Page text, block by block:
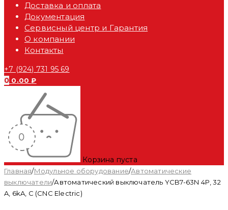
Доставка и оплата
Документация
Сервисный центр и Гарантия
О компании
Контакты
+7 (924) 731 95 69
0 0.00₽
Корзина пуста
Главная/Модульное оборудование/Автоматические
выключатели/Автоматический выключатель YCB7-63N 4P, 32
A, 6kA, C (CNC Electric)